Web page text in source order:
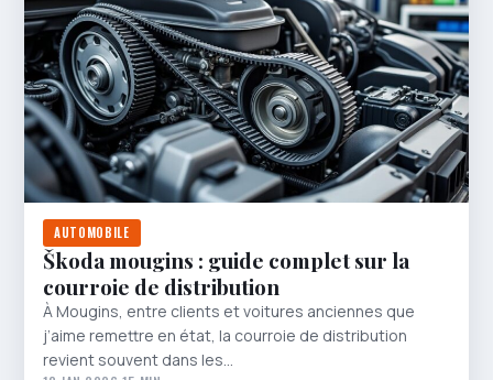
AUTOMOBILE
Škoda mougins : guide complet sur la
courroie de distribution
À Mougins, entre clients et voitures anciennes que
j’aime remettre en état, la courroie de distribution
revient souvent dans les…